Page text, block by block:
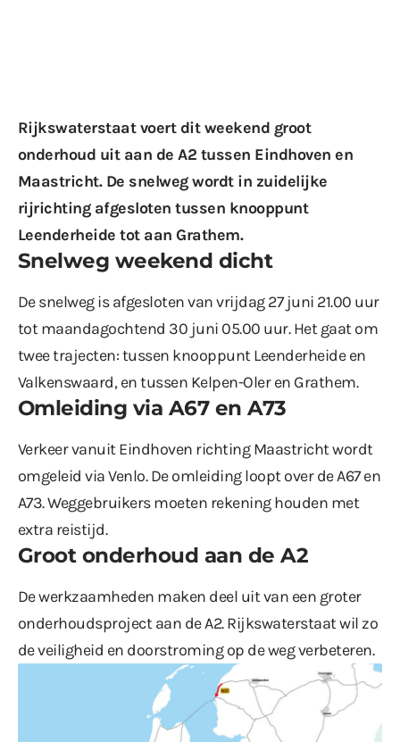
Rijkswaterstaat voert dit weekend groot
onderhoud uit aan de A2 tussen Eindhoven en
Maastricht. De snelweg wordt in zuidelijke
rijrichting afgesloten tussen knooppunt
Leenderheide tot aan Grathem.
Snelweg weekend dicht
De snelweg is afgesloten van vrijdag 27 juni 21.00 uur
tot maandagochtend 30 juni 05.00 uur. Het gaat om
twee trajecten: tussen knooppunt Leenderheide en
Valkenswaard, en tussen Kelpen-Oler en Grathem.
Omleiding via A67 en A73
Verkeer vanuit Eindhoven richting Maastricht wordt
omgeleid via Venlo. De omleiding loopt over de A67 en
A73. Weggebruikers moeten rekening houden met
extra reistijd.
Groot onderhoud aan de A2
De werkzaamheden maken deel uit van een groter
onderhoudsproject aan de A2. Rijkswaterstaat wil zo
de veiligheid en doorstroming op de weg verbeteren.